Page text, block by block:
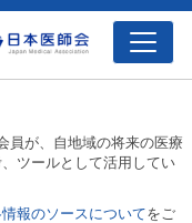
員が、自地域の将来の医療
ツールとして活用してい
情報のソースについてをご